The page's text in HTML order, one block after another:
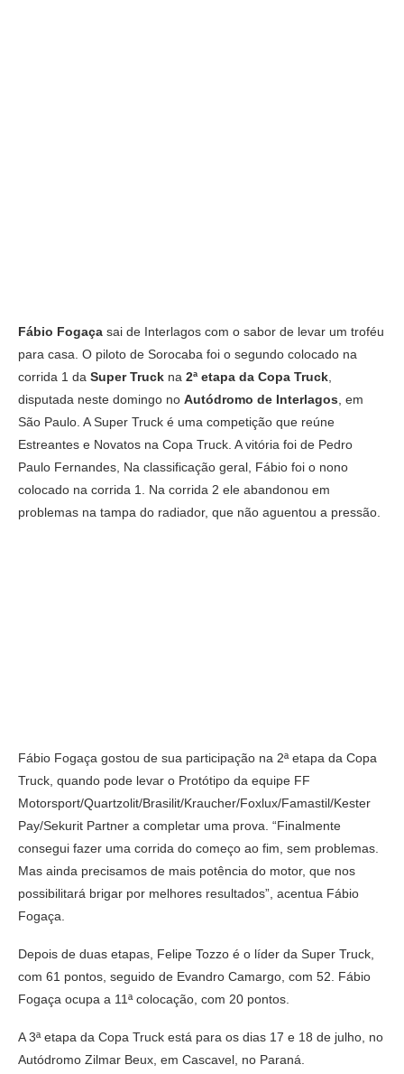
Fábio Fogaça sai de Interlagos com o sabor de levar um troféu
para casa. O piloto de Sorocaba foi o segundo colocado na
corrida 1 da Super Truck na 2ª etapa da Copa Truck
disputada neste domingo no Autódromo de Interlagos , em
São Paulo. A Super Truck é uma competição que reúne
Estreantes e Novatos na Copa Truck. A vitória foi de Pedro
Paulo Fernandes, Na classificação geral, Fábio foi o nono
colocado na corrida 1. Na corrida 2 ele abandonou em
problemas na tampa do radiador, que não aguentou a pressão.
Fábio Fogaça gostou de sua participação na 2ª etapa da Copa
Truck, quando pode levar o Protótipo da equipe FF
Motorsport/Quartzolit/Brasilit/Kraucher/Foxlux/Famastil/Kester
Pay/Sekurit Partner a completar uma prova. “Finalmente
consegui fazer uma corrida do começo ao fim, sem problemas.
Mas ainda precisamos de mais potência do motor, que nos
possibilitará brigar por melhores resultados”, acentua Fábio
Fogaça.
Depois de duas etapas, Felipe Tozzo é o líder da Super Truck,
com 61 pontos, seguido de Evandro Camargo, com 52. Fábio
Fogaça ocupa a 11ª colocação, com 20 pontos.
A 3ª etapa da Copa Truck está para os dias 17 e 18 de julho, no
Autódromo Zilmar Beux, em Cascavel, no Paraná.